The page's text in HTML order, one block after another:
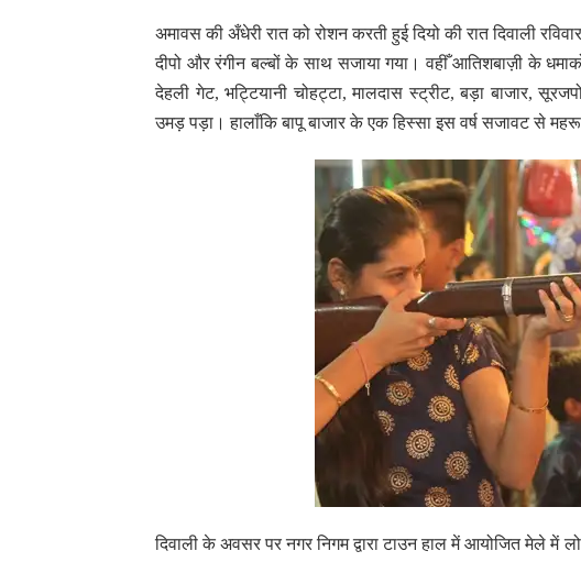
अमावस की अँधेरी रात को रोशन करती हुई दियो की रात दिवाली
दीपो और रंगीन बल्बों के साथ सजाया गया। वहीँ आतिशबाज़ी के
देहली गेट, भट्टियानी चोहट्टा, मालदास स्ट्रीट, बड़ा बाजार,
उमड़ पड़ा। हालाँकि बापू बाजार के एक हिस्सा इस वर्ष सजावट से
दिवाली के अवसर पर नगर निगम द्वारा टाउन हाल में आयोजित मेले में